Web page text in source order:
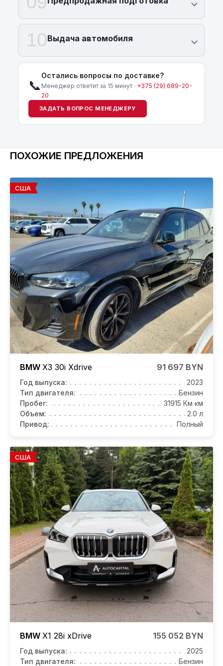
10Выдача автомобиля
📞
Остались вопросы по доставке?
Менеджер ответит за 15 минут · +375 (29) 689-20-
20
ЗАДАТЬ ВОПРОС МЕНЕДЖЕРУ
ПОХОЖИЕ ПРЕДЛОЖЕНИЯ
США
BMW X3 30i Xdrive 91 697 BYN
Год выпуска:
2023
Тип двигателя:
Бензин
Пробег:
31915 Км км
Объем:
2.0 л
Привод:
Полный
США
BMW X1 28i xDrive 155 052 BYN
Год выпуска:
2025
Тип двигателя:
Бензин